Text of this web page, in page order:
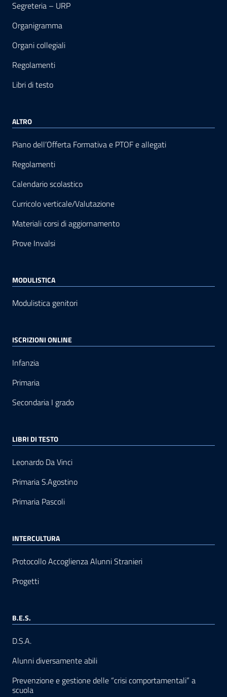
Segreteria – URP
Organigramma
Organi collegiali
Regolamenti
Libri di testo
ALTRO
Piano dell’Offerta Formativa e PTOF e allegati
Regolamenti
Calendario scolastico
Curricolo verticale/Valutazione
Materiali corsi di aggiornamento
Prove Invalsi
MODULISTICA
Modulistica genitori
ISCRIZIONI ONLINE
Infanzia
Primaria
Secondaria I grado
LIBRI DI TESTO
Leonardo Da Vinci
Primaria S.Agostino
Primaria Pascoli
INTERCULTURA
Protocollo Accoglienza Alunni Stranieri
Progetti
B.E.S.
D.S.A.
Alunni diversamente abili
Prevenzione e gestione delle “crisi comportamentali” a
scuola